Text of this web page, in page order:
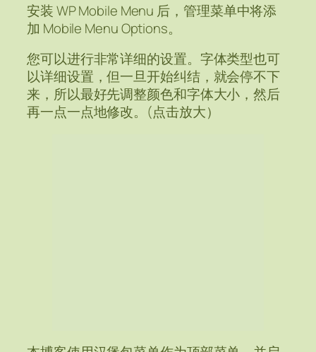
安装 WP Mobile Menu 后，管理菜单中将添
加 Mobile Menu Options。
您可以进行非常详细的设置。字体类型也可
以详细设置，但一旦开始纠结，就会停不下
来，所以最好先调整颜色和字体大小，然后
再一点一点地修改。(点击放大）